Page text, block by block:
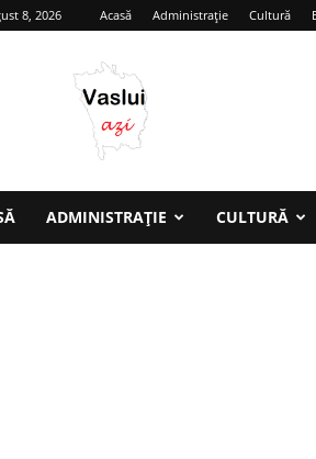
8, 2026 Acasă Administrație Cultură
ADMINISTRAȚIE CULTURĂ